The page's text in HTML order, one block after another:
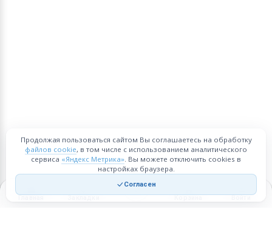
Главная Закладки Корзина Войти
Продолжая пользоваться сайтом Вы соглашаетесь на обработку
файлов cookie, в том числе с использованием аналитического
сервиса «Яндекс Метрика». Вы можете отключить cookies в
настройках браузера.
Согласен